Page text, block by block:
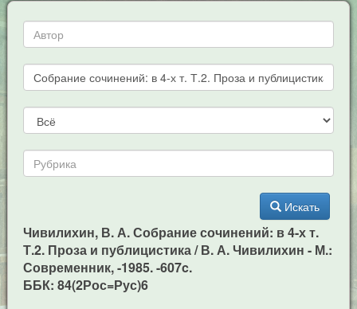
Искать
Чивилихин, В. А. Собрание сочинений: в 4-х т.
Т.2. Проза и публицистика / В. А. Чивилихин - М.:
Современник, -1985. -607c.
ББК: 84(2Рос=Рус)6